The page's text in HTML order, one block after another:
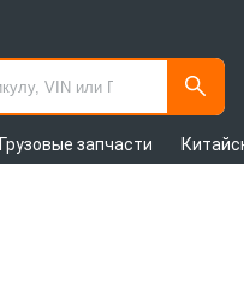
Грузовые запчасти